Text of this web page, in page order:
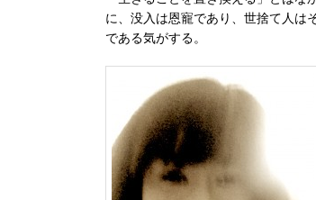
に、没入は恩寵であり、世捨て人は
である気がする。